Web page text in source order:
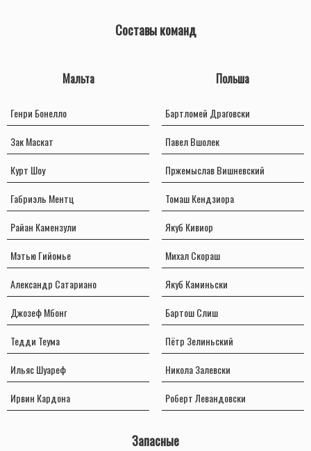
Составы команд
Мальта
Генри Бонелло
Зак Маскат
Курт Шоу
Габриэль Ментц
Райан Камензули
Мэтью Гийомье
Александр Сатариано
Джозеф Мбонг
Тедди Теума
Ильяс Шуареф
Ирвин Кардона
Польша
Бартломей Драґовски
Павел Вшолек
Пржемыслав Вишневский
Томаш Кендзиора
Якуб Кивиор
Михал Скораш
Якуб Каминьски
Бартош Слиш
Пётр Зелиньский
Никола Залевски
Роберт Левандовски
Запасные